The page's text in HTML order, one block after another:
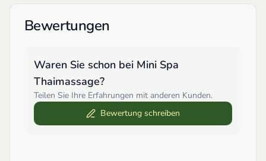
Bewertungen
Waren Sie schon bei Mini Spa
Thaimassage?
Teilen Sie Ihre Erfahrungen mit anderen Kunden.
Bewertung schreiben